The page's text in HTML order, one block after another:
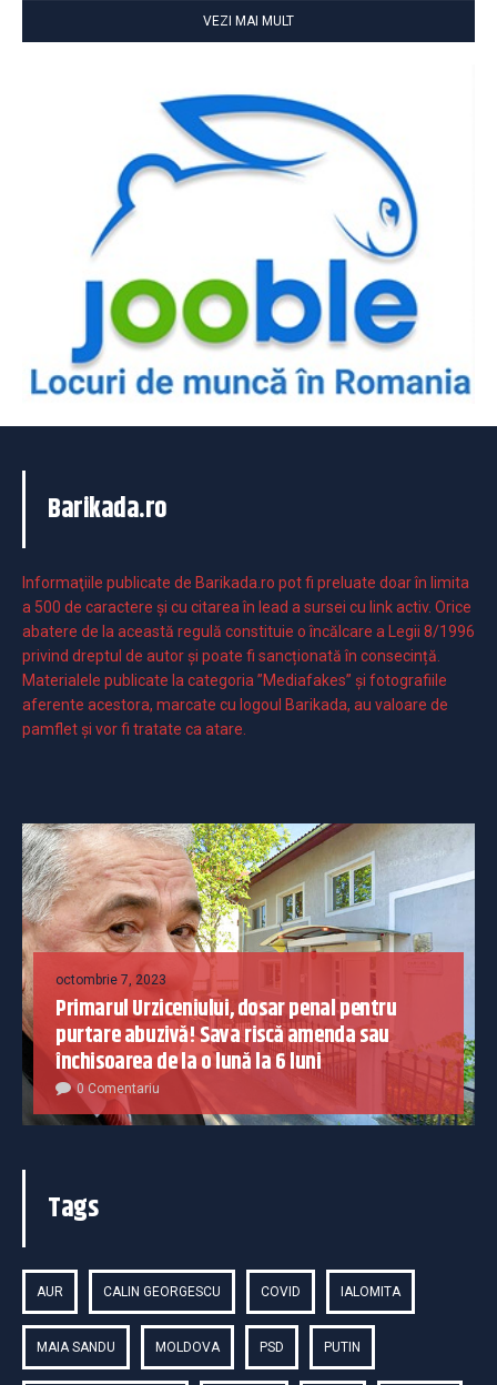
VEZI MAI MULT
Barikada.ro
Informaţiile publicate de Barikada.ro pot fi preluate doar în limita
a 500 de caractere şi cu citarea în lead a sursei cu link activ. Orice
abatere de la această regulă constituie o încălcare a Legii 8/1996
privind dreptul de autor și poate fi sancționată în consecință.
Materialele publicate la categoria ”Mediafakes” și fotografiile
aferente acestora, marcate cu logoul Barikada, au valoare de
pamflet și vor fi tratate ca atare.
octombrie 7, 2023
Primarul Urziceniului, dosar penal pentru
purtare abuzivă! Sava riscă amenda sau
închisoarea de la o lună la 6 luni
0 Comentariu
Tags
AUR CALIN GEORGESCU COVID IALOMITA
MAIA SANDU MOLDOVA PSD PUTIN